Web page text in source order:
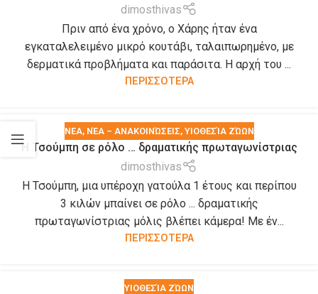
dimosthivas
Πριν από ένα χρόνο, ο Χάρης ήταν ένα
εγκαταλελειμένο μικρό κουτάβι, ταλαιπωρημένο, με
δερματικά προβλήματα και παράσιτα. Η αρχή του ...
ΠΕΡΙΣΣΟΤΕΡΑ
ΝΕΑ, ΝΈΑ – ΑΝΑΚΟΙΝΏΣΕΙΣ, ΥΙΟΘΕΣΊΑ ΖΏΩΝ
H Τσούμπη σε ρόλο … δραματικής πρωταγωνίστριας
dimosthivas
Η Τσούμπη, μια υπέροχη γατούλα 1 έτους και περίπου
3 κιλών μπαίνει σε ρόλο ... δραματικής
πρωταγωνίστριας μόλις βλέπει κάμερα! Με έν...
ΠΕΡΙΣΣΟΤΕΡΑ
ΥΙΟΘΕΣΊΑ ΖΏΩΝ